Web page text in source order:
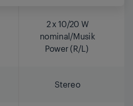
2 x 10/20 W
nominal/Musik
Power (R/L)
Stereo